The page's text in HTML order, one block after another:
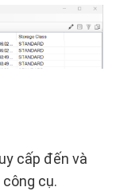
cấp đến và
cụ.